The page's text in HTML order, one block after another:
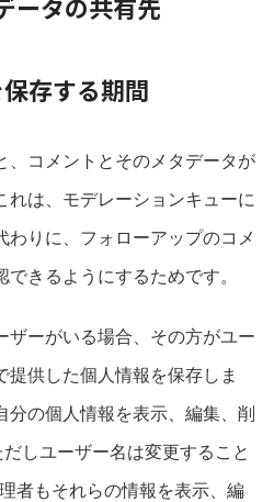
存する期間
、コメントとそのメタデータが
れは、モデレーションキューに
わりに、フォローアップのコメ
きるようにするためです。
ザーがいる場合、その方がユー
供した個人情報を保存しま
分の個人情報を表示、編集、削
しユーザー名は変更すること
者もそれらの情報を表示、編